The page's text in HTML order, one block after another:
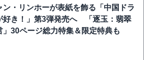
ン・リンホーが表紙を飾る「中国ドラ
好き！」第3弾発売へ 「逐玉：翡翠
」30ページ総力特集＆限定特典も